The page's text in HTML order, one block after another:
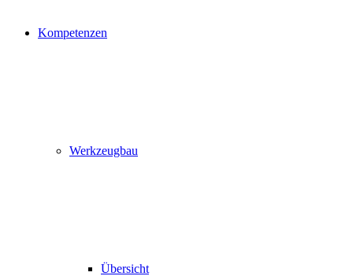
Kompetenzen
Werkzeugbau
Übersicht